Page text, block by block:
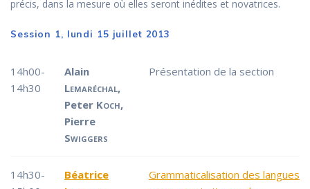
précis, dans la mesure où elles seront inédites et novatrices.
Session 1, lundi 15 juillet 2013
14h00-
14h30
Alain
Lemaréchal,
Peter Koch,
Pierre
Swiggers
Présentation de la section
14h30-
Béatrice
Grammaticalisation des langues